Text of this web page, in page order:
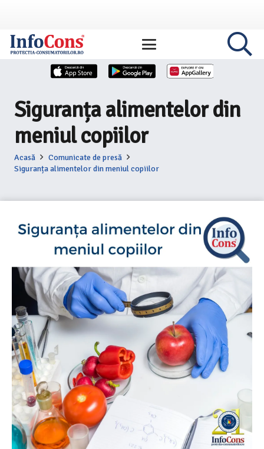
Siguranța alimentelor din
meniul copiilor
Acasă
Comunicate de presă
Siguranța alimentelor din meniul copiilor